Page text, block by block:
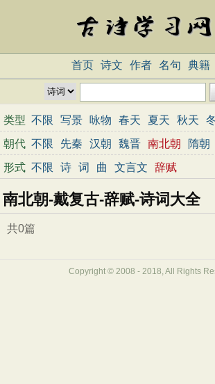
首页 诗文 作者 名句 典籍
类型 不限 写景 咏物 春天 夏天 秋天
写雪
写风 写花 梅花 荷花 菊花
山水 写山 写水 长江 黄河 儿童
田园 边塞 地名 抒情 爱国 离别
思念 爱情 励志 哲理 闺怨 悼亡
母亲 友情 战争 读书 惜时 婉约
民谣
咏史怀古 宋词精选 小学古诗 初中
朝代 不限 先秦 汉朝 魏晋 南北朝 隋朝
元朝
明朝 清朝 近代 当代
形式 不限 诗 词 曲 文言文 辞赋
南北朝-戴复古-辞赋-诗词大全
共0篇
Copyright © 2008 - 2018, All Rights